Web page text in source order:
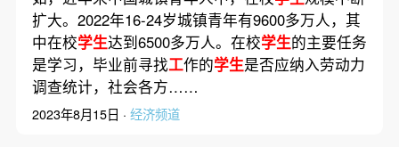
扩大。2022年16-24岁城镇青年有9600多万人，其
中在校学生达到6500多万人。在校学生的主要任务
是学习，毕业前寻找工作的学生是否应纳入劳动力
调查统计，社会各方……
2023年8月15日 · 经济频道